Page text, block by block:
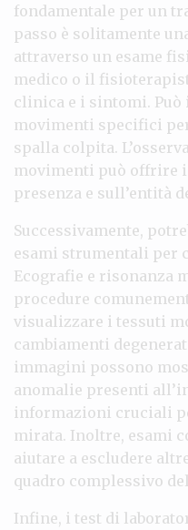
fondamentale per un
passo è solitamente
attraverso un esame
medico o il
clinica e i sintomi.
movimenti specifici
spalla colpita.
movimenti può offrire
presenza e sull’entità
Successivamente,
esami strumentali per
Ecografie e risonanza
procedure
visualizzare i tessuti
cambiamenti
immagini possono
anomalie presenti
informazioni cruciali
mirata. Inoltre, esami
aiutare a escludere
quadro complessivo
Infine, i test di